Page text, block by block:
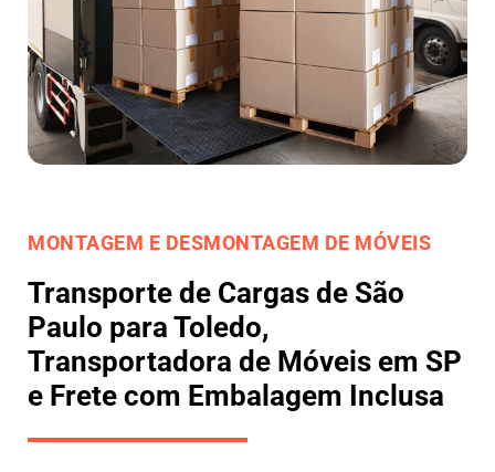
MONTAGEM E DESMONTAGEM DE MÓVEIS
Transporte de Cargas de São
Paulo para Toledo,
Transportadora de Móveis em SP
e Frete com Embalagem Inclusa